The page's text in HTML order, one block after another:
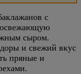
с
освежающую
сыром.
и свежий вкус
пряные и